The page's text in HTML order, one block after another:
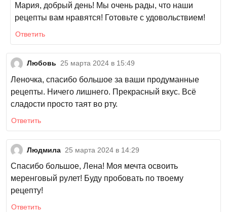
Мария, добрый день! Мы очень рады, что наши
рецепты вам нравятся! Готовьте с удовольствием!
Ответить
Любовь 25 марта 2024 в 15:49
Леночка, спасибо большое за ваши продуманные
рецепты. Ничего лишнего. Прекрасный вкус. Всё
сладости просто таят во рту.
Ответить
Людмила 25 марта 2024 в 14:29
Спасибо большое, Лена! Моя мечта освоить
меренговый рулет! Буду пробовать по твоему
рецепту!
Ответить